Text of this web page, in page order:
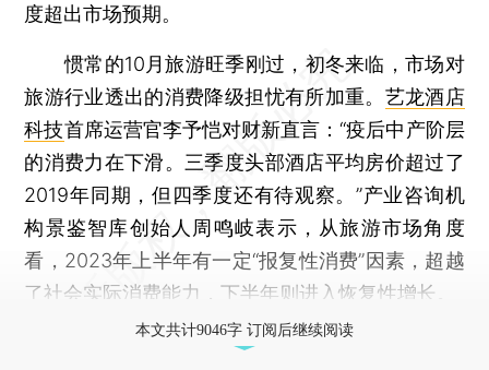
度超出市场预期。
惯常的10月旅游旺季刚过，初冬来临，市场对
旅游行业透出的消费降级担忧有所加重。 艺龙酒店
科技首席运营官李予恺对财新直言：“疫后中产阶层
的消费力在下滑。三季度头部酒店平均房价超过了
2019年同期，但四季度还有待观察。”产业咨询机
构景鉴智库创始人周鸣岐表示，从旅游市场角度
看，2023年上半年有一定“报复性消费”因素，超越
了社会实际消费能力，下半年则进入恢复性增长。
本文共计9046字 订阅后继续阅读